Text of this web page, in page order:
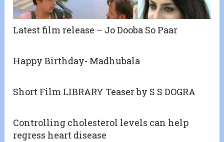
Latest film release – Jo Dooba So Paar
Happy Birthday- Madhubala
Short Film LIBRARY Teaser by S S DOGRA
Controlling cholesterol levels can help
regress heart disease